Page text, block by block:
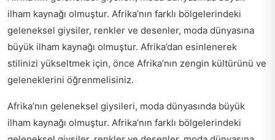
ilham kaynağı olmuştur. Afrika’nın farklı bölgelerindeki
geleneksel giysiler, renkler ve desenler, moda dünyasına
büyük ilham kaynağı olmuştur. Afrika’dan esinlenerek
stilinizi yükseltmek için, önce Afrika’nın zengin kültürünü ve
geleneklerini öğrenmelisiniz.
Afrika’nın geleneksel giysileri, moda dünyasında büyük
ilham kaynağı olmuştur. Afrika’nın farklı bölgelerindeki